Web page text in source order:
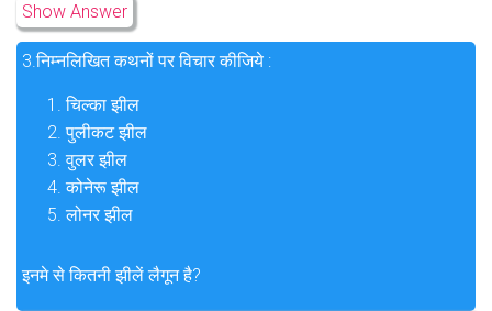
Show Answer
3.निम्नलिखित कथनों पर विचार कीजिये :
चिल्का झील
पुलीकट झील
वुलर झील
कोनेरू झील
लोनर झील
इनमे से कितनी झीलें लैगून है?